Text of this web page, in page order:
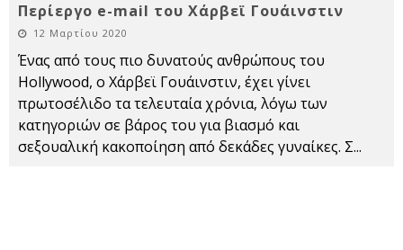
Περίεργο e-mail του Χάρβεϊ Γουάινστιν
12 Μαρτίου 2020
Ένας από τους πιο δυνατούς ανθρώπους του
Hollywood, o Χάρβεϊ Γουάινστιν, έχει γίνει
πρωτοσέλιδο τα τελευταία χρόνια, λόγω των
κατηγοριών σε βάρος του για βιασμό και
σεξουαλική κακοποίηση από δεκάδες γυναίκες. Σ...